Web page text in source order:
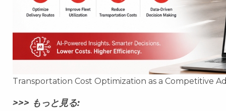
Transportation Cost Optimization as a Competitive
>>> もっと見る: